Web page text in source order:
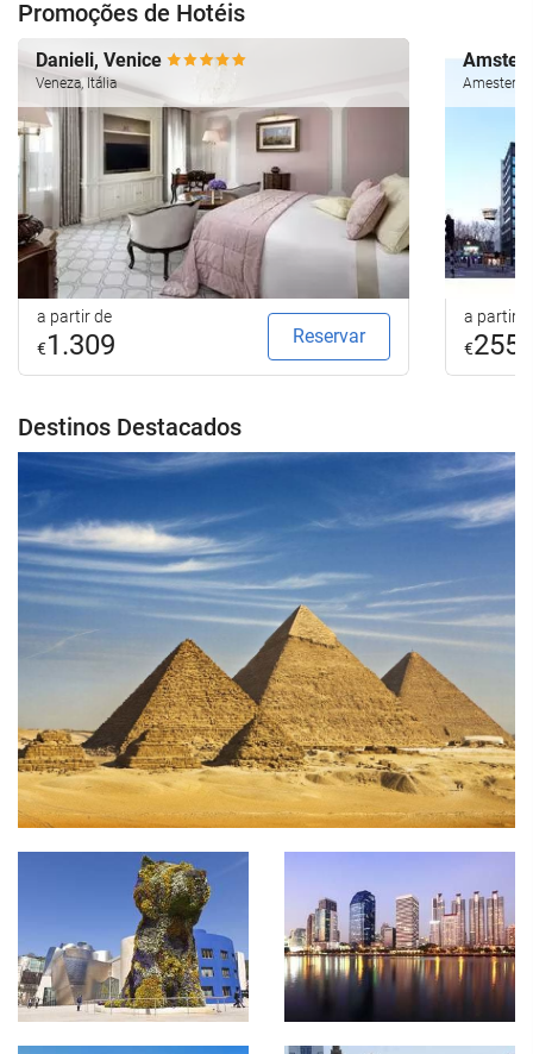
Promoções de Hotéis
Danieli, Venice
Veneza, Itália
a partir de
€1.309 Reservar
a partir
€255
Destinos Destacados